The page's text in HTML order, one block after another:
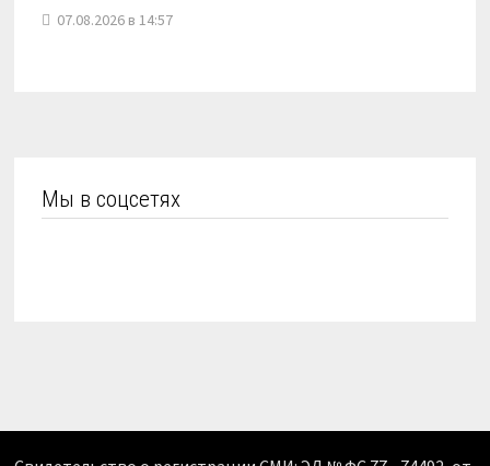
07.08.2026 в 14:57
Мы в соцсетях